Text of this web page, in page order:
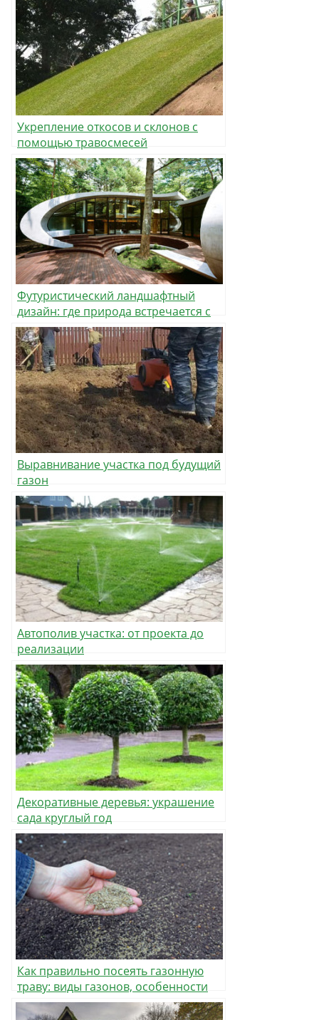
Укрепление откосов и склонов с
помощью травосмесей
Футуристический ландшафтный
дизайн: где природа встречается с
технологиями
Выравнивание участка под будущий
газон
Автополив участка: от проекта до
реализации
Декоративные деревья: украшение
сада круглый год
Как правильно посеять газонную
траву: виды газонов, особенности
подготовки участка и посева